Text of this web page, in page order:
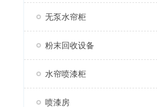
无泵水帘柜
粉末回收设备
水帘喷漆柜
喷漆房